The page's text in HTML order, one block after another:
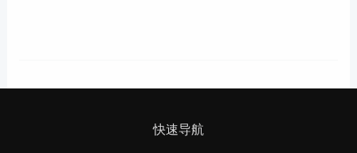
快速导航